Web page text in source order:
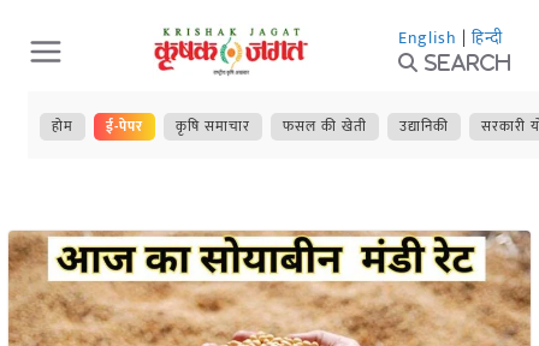
Skip
to
content
English | हिन्दी
Search
होम ई-पेपर कृषि समाचार फसल की खेती उद्यानिकी सरकारी